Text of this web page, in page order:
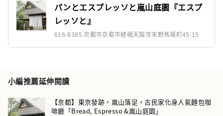
パンとエスプレッソと嵐山庭園『エスプ
レッソと』
616-8385 京都市京都市嵯峨天龍寺末野馬場町45-15
小編推薦延伸閱讀
【京都】東京發跡，嵐山落足，古民家化身人氣麵包咖
啡廳「Bread, Espresso &嵐山庭園」